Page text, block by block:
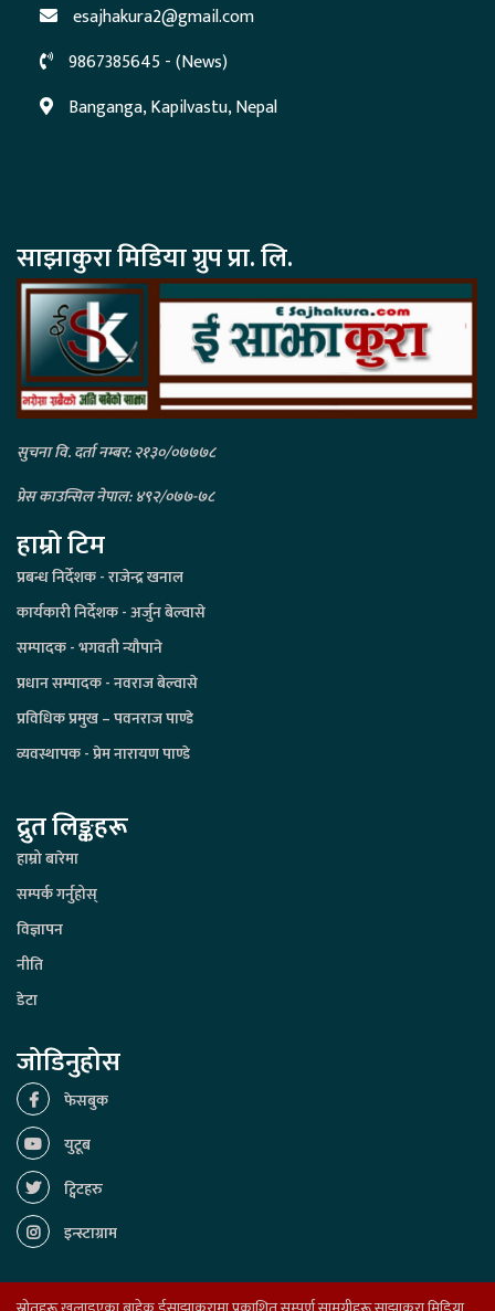
esajhakura2@gmail.com
9867385645 - (News)
Banganga, Kapilvastu, Nepal
साझाकुरा मिडिया ग्रुप प्रा. लि.
सुचना वि. दर्ता नम्बर: २१३०/०७७७८
प्रेस काउन्सिल नेपाल: ४९२/०७७-७८
हाम्रो टिम
प्रबन्ध निर्देशक - राजेन्द्र खनाल
कार्यकारी निर्देशक - अर्जुन बेल्वासे
सम्पादक - भगवती न्यौपाने
प्रधान सम्पादक - नवराज बेल्वासे
प्रविधिक प्रमुख – पवनराज पाण्डे
व्यवस्थापक - प्रेम नारायण पाण्डे
द्रुत लिङ्कहरू
हाम्रो बारेमा
सम्पर्क गर्नुहोस्
विज्ञापन
नीति
डेटा
जोडिनुहोस
फेसबुक
युटूब
ट्विटहरु
इन्स्टाग्राम